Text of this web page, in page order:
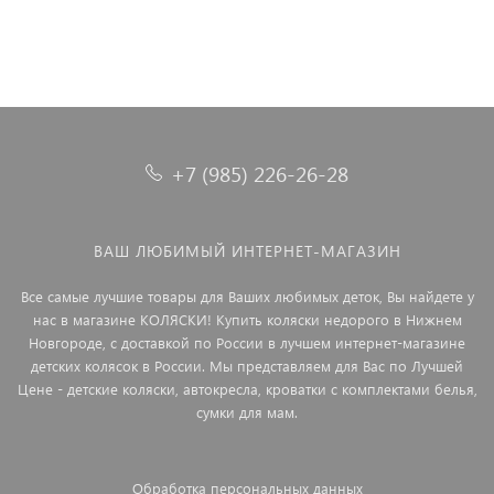
+7 (985) 226-26-28
ВАШ ЛЮБИМЫЙ ИНТЕРНЕТ-МАГАЗИН
Все самые лучшие товары для Ваших любимых деток, Вы найдете у
нас в магазине КОЛЯСКИ! Купить коляски недорого в Нижнем
Новгороде, с доставкой по России в лучшем интернет-магазине
детских колясок в России. Мы представляем для Вас по Лучшей
Цене - детские коляски, автокресла, кроватки с комплектами белья,
сумки для мам.
Обработка персональных данных